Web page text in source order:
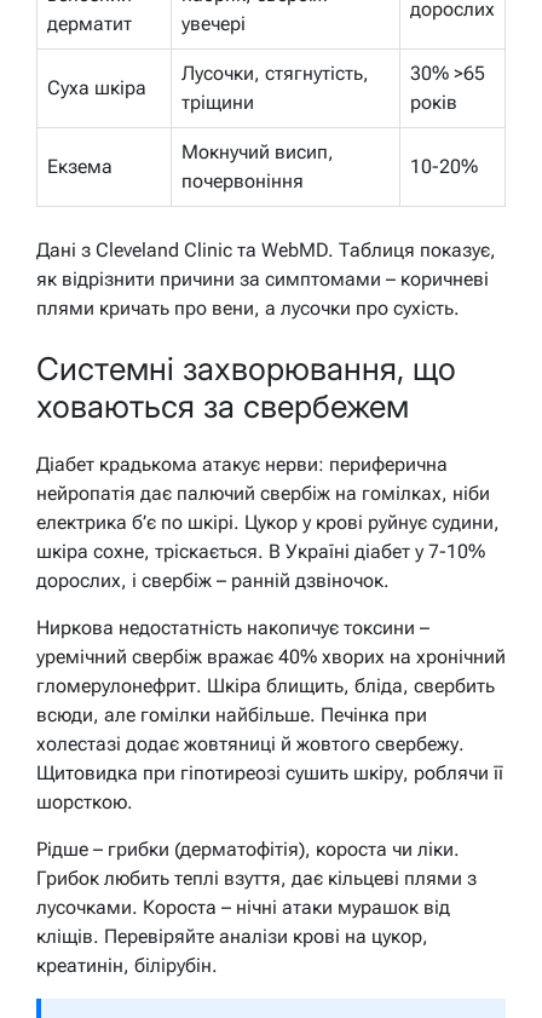
дерматит
увечері
дорослих
Суха шкіра
Лусочки, стягнутість,
тріщини
30% >65
років
Екзема
Мокнучий висип,
почервоніння
10-20%
Дані з Cleveland Clinic та WebMD. Таблиця показує,
як відрізнити причини за симптомами – коричневі
плями кричать про вени, а лусочки про сухість.
Системні захворювання, що
ховаються за свербежем
Діабет крадькома атакує нерви: периферична
нейропатія дає палючий свербіж на гомілках, ніби
електрика б’є по шкірі. Цукор у крові руйнує судини,
шкіра сохне, тріскається. В Україні діабет у 7-10%
дорослих, і свербіж – ранній дзвіночок.
Ниркова недостатність накопичує токсини –
уремічний свербіж вражає 40% хворих на хронічний
гломерулонефрит. Шкіра блищить, бліда, свербить
всюди, але гомілки найбільше. Печінка при
холестазі додає жовтяниці й жовтого свербежу.
Щитовидка при гіпотиреозі сушить шкіру, роблячи її
шорсткою.
Рідше – грибки (дерматофітія), короста чи ліки.
Грибок любить теплі взуття, дає кільцеві плями з
лусочками. Короста – нічні атаки мурашок від
кліщів. Перевіряйте аналізи крові на цукор,
креатинін, білірубін.